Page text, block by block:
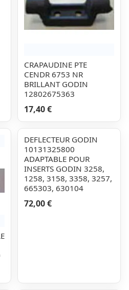
CRAPAUDINE PTE
CENDR 6753 NR
BRILLANT GODIN
12802675363
17,40 €
DEFLECTEUR GODIN
10131325800
ADAPTABLE POUR
INSERTS GODIN 3258,
1258, 3158, 3358, 3257,
665303, 630104
72,00 €